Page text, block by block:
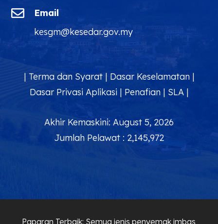

Email
kesgm@kesedar.gov.my
| Terma dan Syarat| Dasar Keselamatan|
Dasar Privasi Aplikasi| Penafian| SLA|
Akhir Kemaskini: August 5, 2026
Jumlah Pelawat : 2,145,972
Paparan Terbaik: Semua jenis penyemak imbas